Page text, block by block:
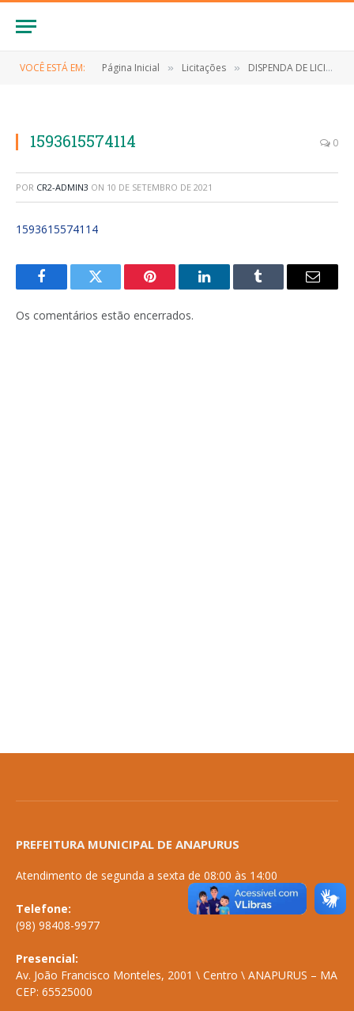
VOCÊ ESTÁ EM: Página Inicial » Licitações » DISPENDA DE LICITAÇÃO Nº 015/2020 (Contratação de empresa para aquisição de medicamentos de interesse da Rede Municipal de Saúde, referente ao Novo Coronavírus (Covid-19))
1593615574114 0
POR CR2-ADMIN3 ON 10 DE SETEMBRO DE 2021
1593615574114
FacebookTwitter Pinterest LinkedInTumblr
E-
Os comentários estão encerrados.
PREFEITURA MUNICIPAL DE ANAPURUS
Atendimento de segunda a sexta de 08:00 às 14:00
Telefone:
(98) 98408-9977
Presencial:
Av. João Francisco Monteles, 2001 \ Centro \ ANAPURUS – MA
CEP: 65525000